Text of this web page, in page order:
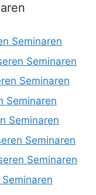
Seminaren
Seminaren
Seminaren
Seminaren
Seminaren
Seminaren
Seminaren